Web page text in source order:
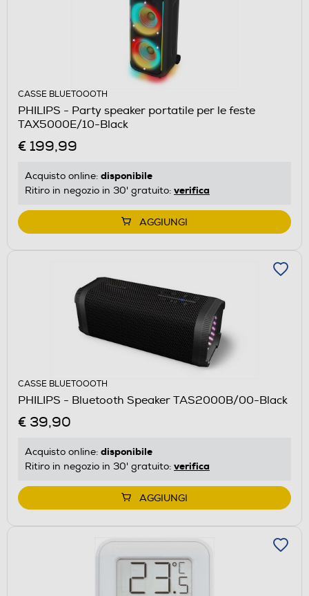
CASSE BLUETOOOTH
PHILIPS - Party speaker portatile per le feste
TAX5000E/10-Black
€ 199,99
Acquisto online: disponibile
Ritiro in negozio in 30' gratuito: verifica
AGGIUNGI
CASSE BLUETOOOTH
PHILIPS - Bluetooth Speaker TAS2000B/00-Black
€ 39,90
Acquisto online: disponibile
Ritiro in negozio in 30' gratuito: verifica
AGGIUNGI